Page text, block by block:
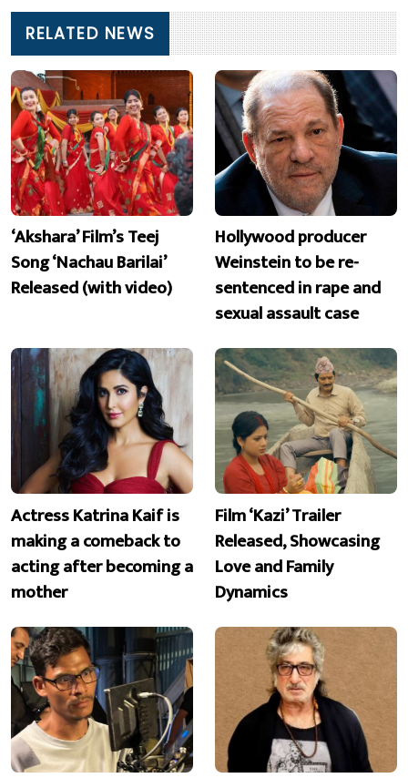
RELATED NEWS
‘Akshara’ Film’s Teej
Song ‘Nachau Barilai’
Released (with video)
Hollywood producer
Weinstein to be re-
sentenced in rape and
sexual assault case
Actress Katrina Kaif is
making a comeback to
acting after becoming a
mother
Film ‘Kazi’ Trailer
Released, Showcasing
Love and Family
Dynamics